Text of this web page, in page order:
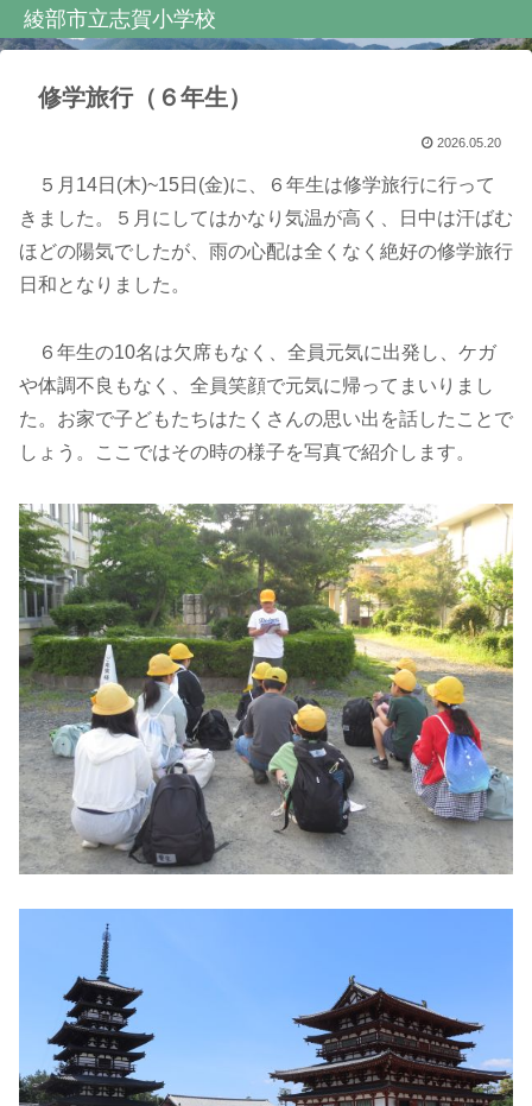
綾部市立志賀小学校
修学旅行（６年生）
2026.05.20
５月14日(木)~15日(金)に、６年生は修学旅行に行って
きました。５月にしてはかなり気温が高く、日中は汗ばむ
ほどの陽気でしたが、雨の心配は全くなく絶好の修学旅行
日和となりました。
６年生の10名は欠席もなく、全員元気に出発し、ケガ
や体調不良もなく、全員笑顔で元気に帰ってまいりまし
た。お家で子どもたちはたくさんの思い出を話したことで
しょう。ここではその時の様子を写真で紹介します。